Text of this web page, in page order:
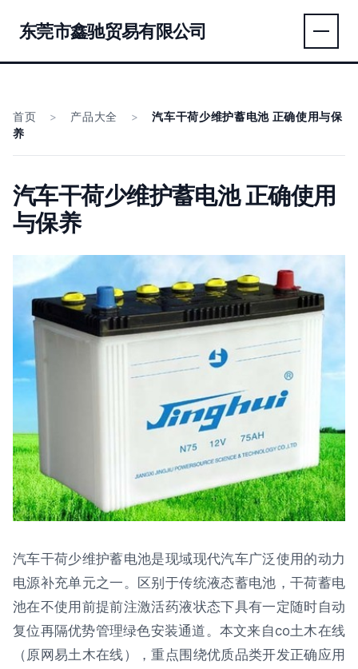
东莞市鑫驰贸易有限公司
首页 > 产品大全 >
汽车干荷少维护蓄电池 正确使用与保
养
汽车干荷少维护蓄电池 正确使用
与保养
汽车干荷少维护蓄电池是现域现代汽车广泛使用的动力
电源补充单元之一。区别于传统液态蓄电池，干荷蓄电
池在不使用前提前注激活药液状态下具有一定随时自动
复位再隔优势管理绿色安装通道。本文来自co土木在线
（原网易土木在线），重点围绕优质品类开发正确应用